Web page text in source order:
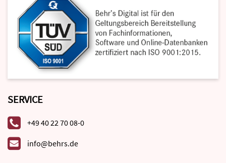
SERVICE
+49 40 22 70 08-0
info@behrs.de